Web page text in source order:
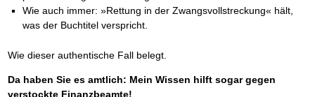
Schnell eine saubere SCHUFA
Ihren Zeitgewinn maximieren
GbR als Einzelperson gründen
Wie auch immer: »Rettung in der Zwangsvollstreckung« hält,
was der Buchtitel verspricht.
Wie dieser authentische Fall belegt.
Da haben Sie es amtlich: Mein Wissen hilft sogar gegen
verstockte Finanzbeamte!